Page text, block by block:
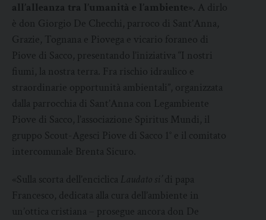
all’alleanza tra l’umanità e l’ambiente». A dirlo
è don Giorgio De Checchi, parroco di Sant’Anna,
Grazie, Tognana e Piovega e vicario foraneo di
Piove di Sacco, presentando l’iniziativa “I nostri
fiumi, la nostra terra. Fra rischio idraulico e
straordinarie opportunità ambientali”, organizzata
dalla parrocchia di Sant’Anna con Legambiente
Piove di Sacco, l’associazione Spiritus Mundi, il
gruppo Scout-Agesci Piove di Sacco 1° e il comitato
intercomunale Brenta Sicuro.
«Sulla scorta dell’enciclica Laudato si’ di papa
Francesco, dedicata alla cura dell’ambiente in
un’ottica cristiana – prosegue ancora don De